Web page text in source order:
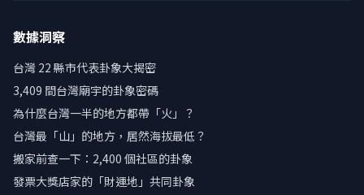
數據洞察
台灣 22 縣市代表卦象大揭密
3,409 間台灣廟宇的卦象密碼
為什麼台灣一半的地方都帶「火」？
台灣最「山」的地方，居然海拔最低？
搬家前查一下：2,400 個社區的卦象
發票大獎店家的「財運地」共同卦象